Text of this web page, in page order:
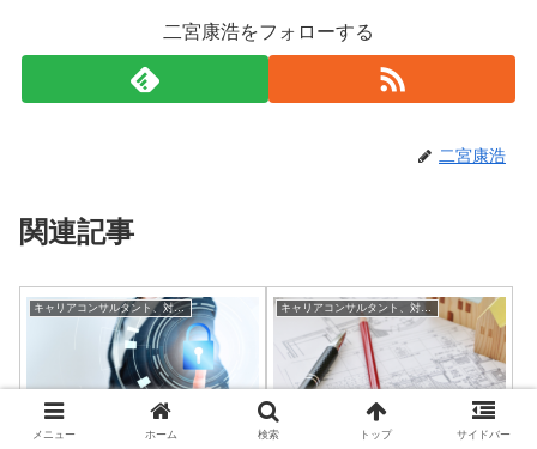
二宮康浩をフォローする
二宮康浩
関連記事
キャリアコンサルタント、対人支援に役立つ小話
メニュー ホーム 検索 トップ サイドバー